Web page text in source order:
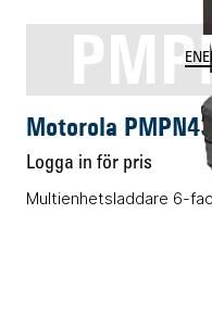
Motorola
Logga in för pris
Multienhetsladdare 6-